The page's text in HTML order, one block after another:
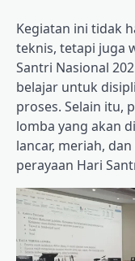
Kegiatan ini tidak
teknis, tetapi juga
Santri Nasional
belajar untuk
proses. Selain itu,
lomba yang akan
lancar, meriah,
perayaan Hari